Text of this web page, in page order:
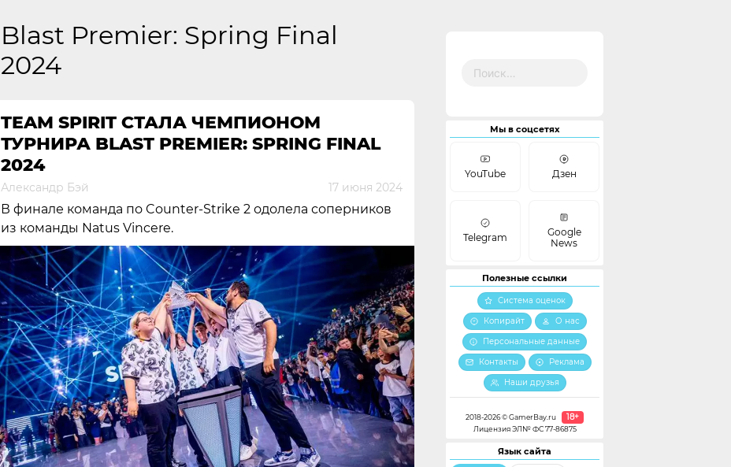
Blast Premier: Spring Final
2024
TEAM SPIRIT СТАЛА ЧЕМПИОНОМ
ТУРНИРА BLAST PREMIER: SPRING FINAL
2024
Александр Бэй 17 июня 2024
В финале команда по Counter-Strike 2 одолела соперников
из команды Natus Vincere.
Мы в соцсетях
YouTube Дзен
Telegram
Google
News
Полезные ссылки
Система оценок
Копирайт
О нас
Персональные данные
Контакты
Реклама
Наши друзья
2018-2026 © GamerBay.ru 18+
Лицензия ЭЛ№ ФС 77-86875
Язык сайта